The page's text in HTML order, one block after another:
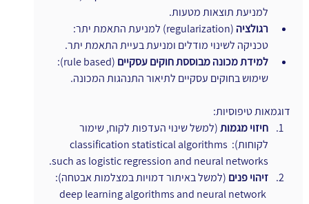
למניעת תוצאות מטעות.
רגולציה
(regularization) למניעת התאמת יתר:
טכניקה לשינוי מודלים ומניעת בעיית התאמת יתר.
למידת מכונה מבוססת חוקים עסקיים
(rule based):
שימוש בחוקים עסקיים לתיאור התנהגות המכונה.
דוגמאות טיפוסיות:
חיזוי מגמות (למשל שינוי העדפות לקוח, שימור
לקוחות): classification statistical algorithms
such as logistic regression and neural networks.
זיהוי פנים (למשל באיתור דמויות במצלמות אבטחה):
deep learning algorithms and neural network